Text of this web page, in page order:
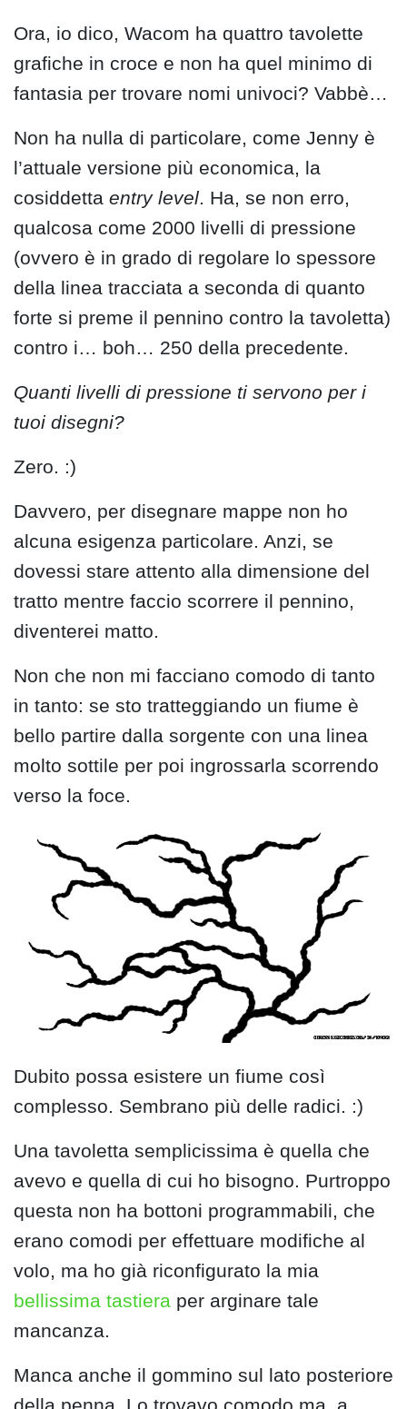
Ora, io dico, Wacom ha quattro tavolette
grafiche in croce e non ha quel minimo di
fantasia per trovare nomi univoci? Vabbè…
Non ha nulla di particolare, come Jenny è
l’attuale versione più economica, la
cosiddetta entry level. Ha, se non erro,
qualcosa come 2000 livelli di pressione
(ovvero è in grado di regolare lo spessore
della linea tracciata a seconda di quanto
forte si preme il pennino contro la tavoletta)
contro i… boh… 250 della precedente.
Quanti livelli di pressione ti servono per i
tuoi disegni?
Zero. :)
Davvero, per disegnare mappe non ho
alcuna esigenza particolare. Anzi, se
dovessi stare attento alla dimensione del
tratto mentre faccio scorrere il pennino,
diventerei matto.
Non che non mi facciano comodo di tanto
in tanto: se sto tratteggiando un fiume è
bello partire dalla sorgente con una linea
molto sottile per poi ingrossarla scorrendo
verso la foce.
Dubito possa esistere un fiume così
complesso. Sembrano più delle radici. :)
Una tavoletta semplicissima è quella che
avevo e quella di cui ho bisogno. Purtroppo
questa non ha bottoni programmabili, che
erano comodi per effettuare modifiche al
volo, ma ho già riconfigurato la mia
bellissima tastiera per arginare tale
mancanza.
Manca anche il gommino sul lato posteriore
della penna. Lo trovavo comodo ma, a